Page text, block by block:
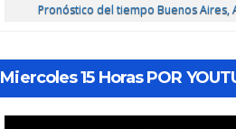
Pronóstico del tiempo Buenos Aires,
Miercoles 15 Horas POR